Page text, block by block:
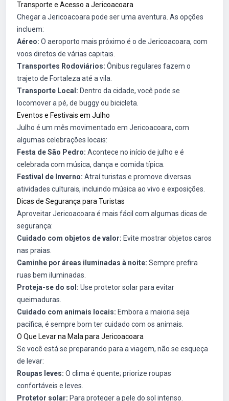
Transporte e Acesso a Jericoacoara
Chegar a Jericoacoara pode ser uma aventura. As opções
incluem:
Aéreo: O aeroporto mais próximo é o de Jericoacoara, com
voos diretos de várias capitais.
Transportes Rodoviários: Ônibus regulares fazem o
trajeto de Fortaleza até a vila.
Transporte Local: Dentro da cidade, você pode se
locomover a pé, de buggy ou bicicleta.
Eventos e Festivais em Julho
Julho é um mês movimentado em Jericoacoara, com
algumas celebrações locais:
Festa de São Pedro: Acontece no início de julho e é
celebrada com música, dança e comida típica.
Festival de Inverno: Atraí turistas e promove diversas
atividades culturais, incluindo música ao vivo e exposições.
Dicas de Segurança para Turistas
Aproveitar Jericoacoara é mais fácil com algumas dicas de
segurança:
Cuidado com objetos de valor: Evite mostrar objetos caros
nas praias.
Caminhe por áreas iluminadas à noite: Sempre prefira
ruas bem iluminadas.
Proteja-se do sol: Use protetor solar para evitar
queimaduras.
Cuidado com animais locais: Embora a maioria seja
pacífica, é sempre bom ter cuidado com os animais.
O Que Levar na Mala para Jericoacoara
Se você está se preparando para a viagem, não se esqueça
de levar:
Roupas leves: O clima é quente; priorize roupas
confortáveis e leves.
Protetor solar: Para proteger a pele do sol intenso.